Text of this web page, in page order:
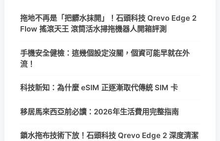
拖地不再是「把髒水抹開」！石頭科技 Qrevo Edge 2
Flow 搖滾天王 滾筒活水掃拖機器人開箱評測
手機安全健檢：這幾個設定沒關，個資可能早就在外
流！
科技新知：為什麼 eSIM 正逐漸取代傳統 SIM 卡
移居馬來西亞前必讀：2026年生活費用完整指南
鎖水拖布技術下放！石頭科技 Qrevo Edge 2 深度清潔